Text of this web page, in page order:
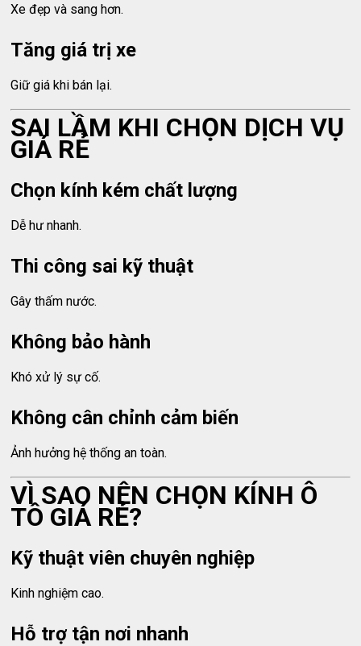
Xe đẹp và sang hơn.
Tăng giá trị xe
Giữ giá khi bán lại.
SAI LẦM KHI CHỌN DỊCH VỤ
GIÁ RẺ
Chọn kính kém chất lượng
Dễ hư nhanh.
Thi công sai kỹ thuật
Gây thấm nước.
Không bảo hành
Khó xử lý sự cố.
Không cân chỉnh cảm biến
Ảnh hưởng hệ thống an toàn.
VÌ SAO NÊN CHỌN KÍNH Ô
TÔ GIÁ RẺ?
Kỹ thuật viên chuyên nghiệp
Kinh nghiệm cao.
Hỗ trợ tận nơi nhanh